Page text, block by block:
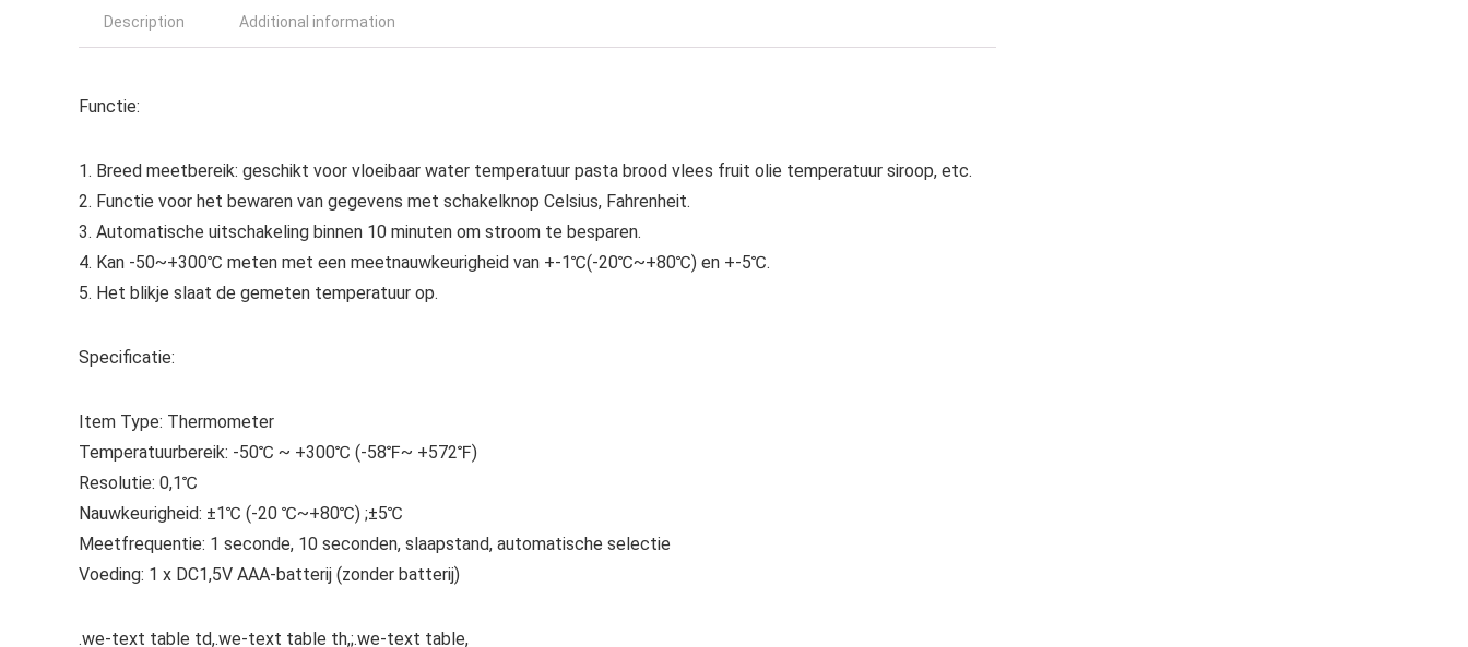
Description Additional information
Functie:
1. Breed meetbereik: geschikt voor vloeibaar water temperatuur pasta brood vlees fruit olie temperatuur siroop, etc.
2. Functie voor het bewaren van gegevens met schakelknop Celsius, Fahrenheit.
3. Automatische uitschakeling binnen 10 minuten om stroom te besparen.
4. Kan -50~+300℃ meten met een meetnauwkeurigheid van +-1℃(-20℃~+80℃) en +-5℃.
5. Het blikje slaat de gemeten temperatuur op.
Specificatie:
Item Type: Thermometer
Temperatuurbereik: -50℃ ~ +300℃ (-58℉~ +572℉)
Resolutie: 0,1℃
Nauwkeurigheid: ±1℃ (-20 ℃~+80℃) ;±5℃
Meetfrequentie: 1 seconde, 10 seconden, slaapstand, automatische selectie
Voeding: 1 x DC1,5V AAA-batterij (zonder batterij)
.we-text table td,.we-text table th,;.we-text table,